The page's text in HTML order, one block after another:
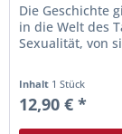
Die Geschichte
in die Welt des
Sexualität, von
Inhalt 1 Stück
12,90 € *